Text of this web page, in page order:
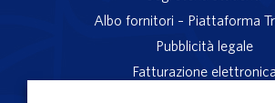
Albo fornitori – Piattaforma
Pubblicità legale
Fatturazione elettronica